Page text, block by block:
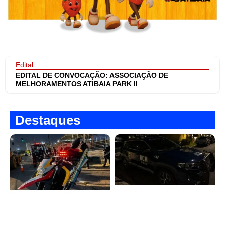
Edital
EDITAL DE CONVOCAÇÃO: ASSOCIAÇÃO DE
MELHORAMENTOS ATIBAIA PARK II
Destaques